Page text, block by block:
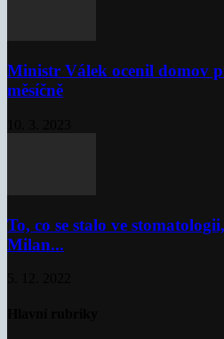
Ministr Válek ocenil domov
měsíčně
To, co se stalo ve
Milan...